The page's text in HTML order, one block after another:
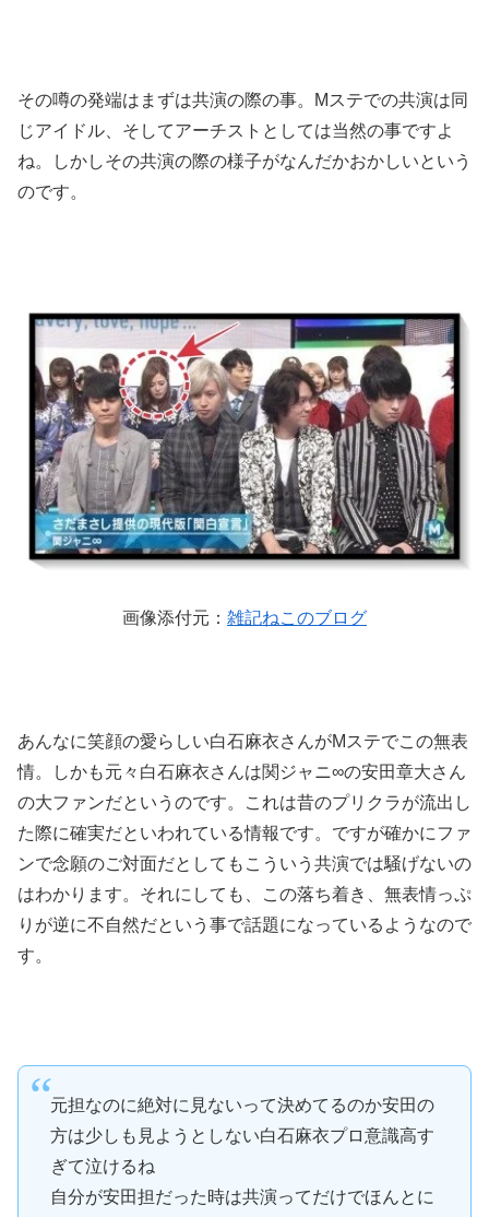
その噂の発端はまずは共演の際の事。Mステでの共演は同
じアイドル、そしてアーチストとしては当然の事ですよ
ね。しかしその共演の際の様子がなんだかおかしいという
のです。
画像添付元： 雑記ねこのブログ
あんなに笑顔の愛らしい白石麻衣さんがMステでこの無表
情。しかも元々白石麻衣さんは関ジャニ∞の安田章大さん
の大ファンだというのです。これは昔のプリクラが流出し
た際に確実だといわれている情報です。ですが確かにファ
ンで念願のご対面だとしてもこういう共演では騒げないの
はわかります。それにしても、この落ち着き、無表情っぷ
りが逆に不自然だという事で話題になっているようなので
す。
元担なのに絶対に見ないって決めてるのか安田の
方は少しも見ようとしない白石麻衣プロ意識高す
ぎて泣けるね
自分が安田担だった時は共演ってだけでほんとに